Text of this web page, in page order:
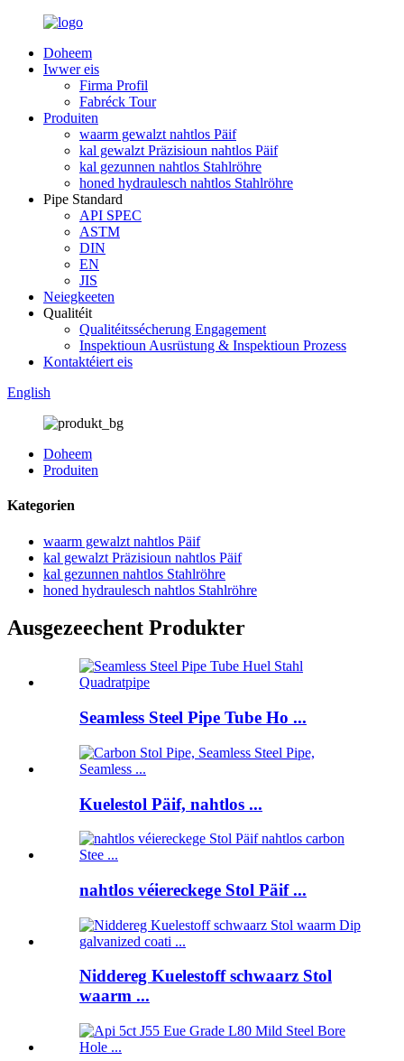
Doheem
Iwwer eis
Firma Profil
Fabréck Tour
Produiten
waarm gewalzt nahtlos Päif
kal gewalzt Präzisioun nahtlos Päif
kal gezunnen nahtlos Stahlröhre
honed hydraulesch nahtlos Stahlröhre
Pipe Standard
API SPEC
ASTM
DIN
EN
JIS
Neiegkeeten
Qualitéit
Qualitéitssécherung Engagement
Inspektioun Ausrüstung & Inspektioun Prozess
Kontaktéiert eis
English
Doheem
Produiten
Kategorien
waarm gewalzt nahtlos Päif
kal gewalzt Präzisioun nahtlos Päif
kal gezunnen nahtlos Stahlröhre
honed hydraulesch nahtlos Stahlröhre
Ausgezeechent Produkter
Seamless Steel Pipe Tube Ho ...
Kuelestol Päif, nahtlos ...
nahtlos véiereckege Stol Päif ...
Niddereg Kuelestoff schwaarz Stol
waarm ...